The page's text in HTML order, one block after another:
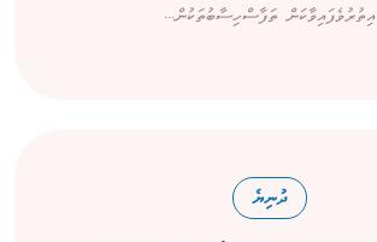
އިތުރުވެފައިވާކަން ތަފާސްހިސާބުތަކުން...
ދުނިޔެ